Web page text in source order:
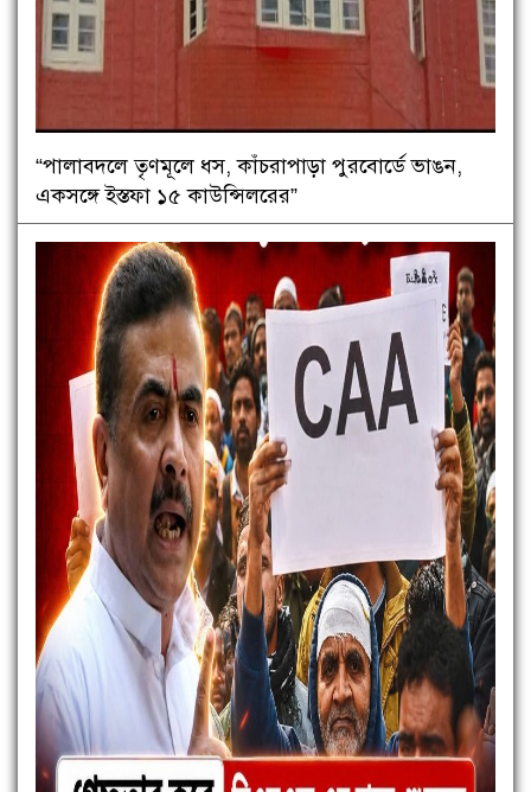
“পালাবদলে তৃণমূলে ধস, কাঁচরাপাড়া পুরবোর্ডে ভাঙন,
একসঙ্গে ইস্তফা ১৫ কাউন্সিলরের”